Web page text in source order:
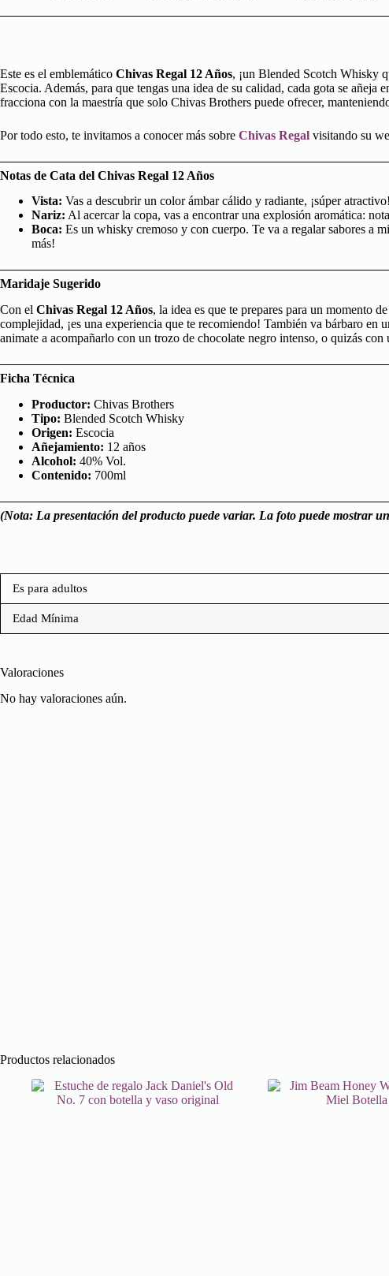
Este es el emblemático Chivas Regal 12 Años, ¡un Blended Scotch Whisky
Escocia. Además, para que tengas una idea de su calidad, cada gota se
fracciona con la maestría que solo Chivas Brothers puede ofrecer,
Por todo esto, te invitamos a conocer más sobre Chivas Regal visitando su
Notas de Cata del Chivas Regal 12 Años
Vista: Vas a descubrir un color ámbar cálido y radiante, ¡súper atractivo!
Nariz: Al acercar la copa, vas a encontrar una explosión aromática:
Boca: Es un whisky cremoso y con cuerpo. Te va a regalar sabores a
más!
Maridaje Sugerido
Con el Chivas Regal 12 Años, la idea es que te prepares para un momento
complejidad, ¡es una experiencia que te recomiendo! También va bárbaro
animate a acompañarlo con un trozo de chocolate negro intenso, o quizás
Ficha Técnica
Productor: Chivas Brothers
Tipo: Blended Scotch Whisky
Origen: Escocia
Añejamiento: 12 años
Alcohol: 40% Vol.
Contenido: 700ml
(Nota: La presentación del producto puede variar. La foto puede mostrar
Es para adultos
Edad Mínima
Valoraciones
No hay valoraciones aún.
Productos relacionados